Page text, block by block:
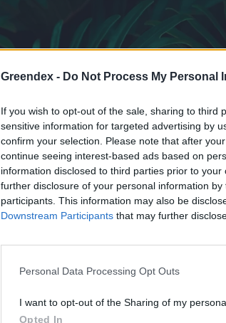
Greendex - Do Not Process My Personal
If you wish to opt-out of the sale, sharing to third
sensitive information for targeted advertising by
confirm your selection. Please note that after
continue seeing interest-based ads based on
information disclosed to third parties prior to
further disclosure of your personal information
participants. This information may also be
Downstream Participants that may further
Personal Data Processing Opt Outs
I want to opt-out of the Sharing of my
Opted In